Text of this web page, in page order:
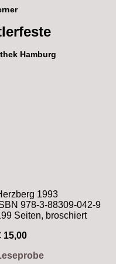
Hamburg
1993
978-3-88309-042-9
Seiten, broschiert
15,00